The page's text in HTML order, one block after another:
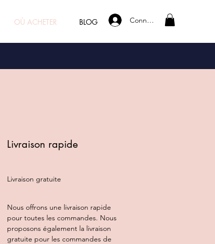
OÙ ACHETER BLOG Connexion
Livraison rapide
Livraison gratuite
Nous offrons une livraison rapide
pour toutes les commandes. Nous
proposons également la livraison
gratuite pour les commandes de